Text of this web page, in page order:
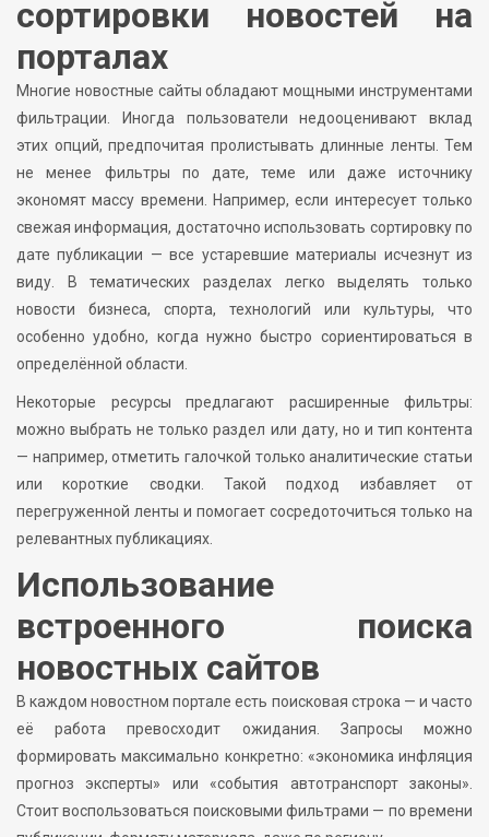
сортировки новостей на
порталах
Многие новостные сайты обладают мощными инструментами
фильтрации. Иногда пользователи недооценивают вклад
этих опций, предпочитая пролистывать длинные ленты. Тем
не менее фильтры по дате, теме или даже источнику
экономят массу времени. Например, если интересует только
свежая информация, достаточно использовать сортировку по
дате публикации — все устаревшие материалы исчезнут из
виду. В тематических разделах легко выделять только
новости бизнеса, спорта, технологий или культуры, что
особенно удобно, когда нужно быстро сориентироваться в
определённой области.
Некоторые ресурсы предлагают расширенные фильтры:
можно выбрать не только раздел или дату, но и тип контента
— например, отметить галочкой только аналитические статьи
или короткие сводки. Такой подход избавляет от
перегруженной ленты и помогает сосредоточиться только на
релевантных публикациях.
Использование
встроенного поиска
новостных сайтов
В каждом новостном портале есть поисковая строка — и часто
её работа превосходит ожидания. Запросы можно
формировать максимально конкретно: «экономика инфляция
прогноз эксперты» или «события автотранспорт законы».
Стоит воспользоваться поисковыми фильтрами — по времени